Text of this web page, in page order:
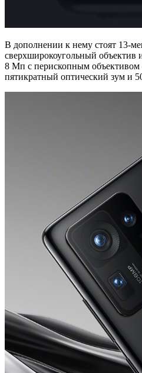
В дополнении к нему стоят 13-
сверхширокоугольный объектив
8 Мп с перископным
пятикратный оптический зум и